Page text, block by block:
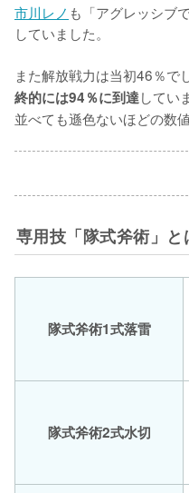
市川レノ も「アグレッシブ
していました。
また解放戦力は当初46％で
終的には94％に到達してい
並べても遜色ないほどの数値
専用技「隊式斧術」と
隊式斧術1式落雷
隊式斧術2式水切